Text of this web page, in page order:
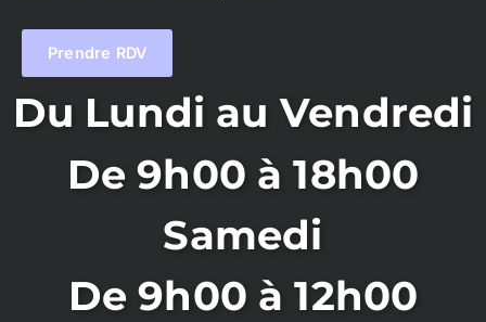
Prendre RDV
Du Lundi au Vendredi
De 9h00 à 18h00
Samedi
De 9h00 à 12h00